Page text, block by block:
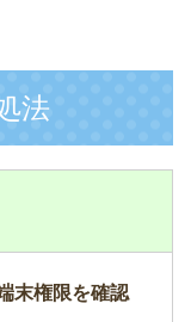
法
末権限を確認